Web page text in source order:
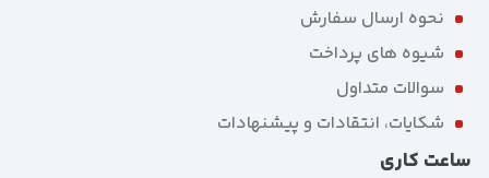
نحوه ارسال سفارش
شیوه های پرداخت
سوالات متداول
شکایات، انتقادات و پیشنهادات
ساعت کاری